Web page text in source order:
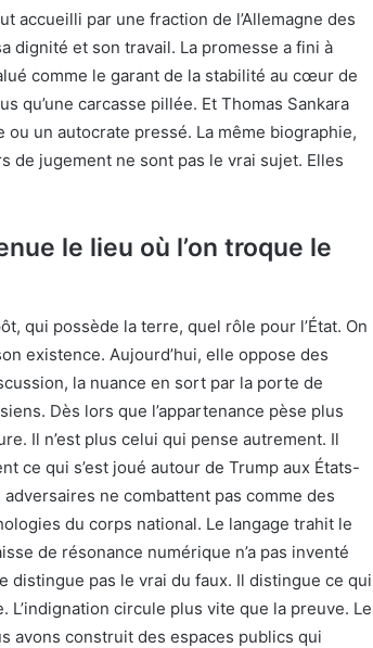
accueilli par une fraction de l’Allemagne des
dignité et son travail. La promesse a fini à
comme le garant de la stabilité au cœur de
qu’une carcasse pillée. Et Thomas Sankara
ou un autocrate pressé. La même biographie,
de jugement ne sont pas le vrai sujet. Elles
le lieu où l’on troque le
qui possède la terre, quel rôle pour l’État. On
existence. Aujourd’hui, elle oppose des
la nuance en sort par la porte de
Dès lors que l’appartenance pèse plus
Il n’est plus celui qui pense autrement. Il
ce qui s’est joué autour de Trump aux États-
ne combattent pas comme des
du corps national. Le langage trahit le
de résonance numérique n’a pas inventé
distingue pas le vrai du faux. Il distingue ce qui
circule plus vite que la preuve. Le
avons construit des espaces publics qui